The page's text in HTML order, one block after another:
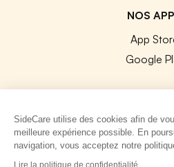
NOS
App
Google
© 2026 SideCare.
SideCare utilise des cookies afin de
meilleure expérience possible. En
navigation, vous acceptez notre
Lire la politique de confidentialité